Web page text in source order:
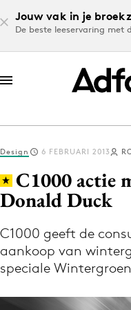
Jouw vak in je
De beste leeservaring met
Log in
Volg het laatste
Design 6 FEBRUARI 2013
C1000 actie
Donald Duck
C1000 geeft de
aankoop van
speciale